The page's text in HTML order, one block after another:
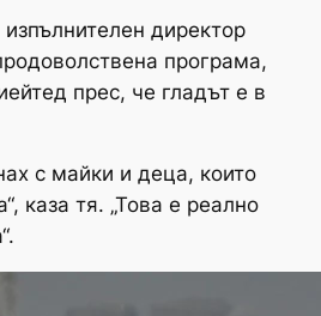
директор
програма,
прес, че гладът е в
с майки и деца, които
каза тя. „Това е реално